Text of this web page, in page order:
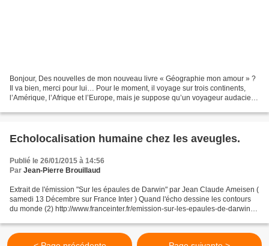
Bonjour, Des nouvelles de mon nouveau livre « Géographie mon amour » ?
Il va bien, merci pour lui… Pour le moment, il voyage sur trois continents,
l’Amérique, l’Afrique et l’Europe, mais je suppose qu’un voyageur audacieux
Echolocalisation humaine chez les aveugles.
Publié le 26/01/2015 à 14:56
Par Jean-Pierre Brouillaud
Extrait de l'émission "Sur les épaules de Darwin" par Jean Claude Ameisen (
samedi 13 Décembre sur France Inter ) Quand l'écho dessine les contours
du monde (2) http://www.franceinter.fr/emission-sur-les-epaules-de-darwin-